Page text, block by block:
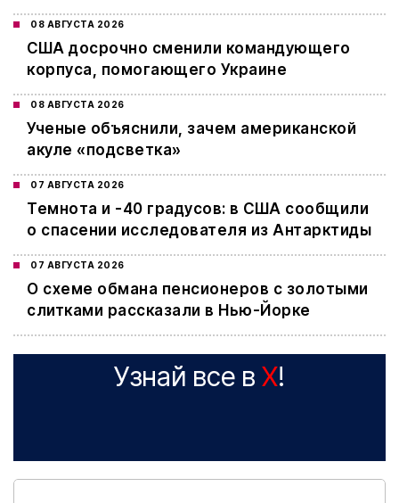
08 АВГУСТА 2026
США досрочно сменили командующего
корпуса, помогающего Украине
08 АВГУСТА 2026
Ученые объяснили, зачем американской
акуле «подсветка»
07 АВГУСТА 2026
Темнота и -40 градусов: в США сообщили
о спасении исследователя из Антарктиды
07 АВГУСТА 2026
О схеме обмана пенсионеров с золотыми
слитками рассказали в Нью-Йорке
Узнай все в X!